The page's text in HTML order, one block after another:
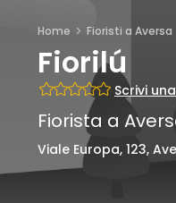
Home Fioristi a Aversa
Fiorilú
Scrivi
Fiorista a
Viale Europa, 123,